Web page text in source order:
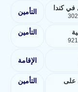
في كندا التأمين
التأمين
الإقامة
على
التأمين